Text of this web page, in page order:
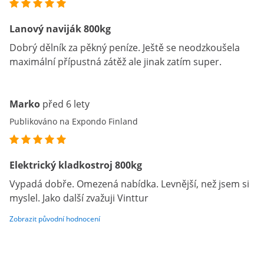
Lanový naviják 800kg
Dobrý dělník za pěkný peníze. Ještě se neodzkoušela
maximální přípustná zátěž ale jinak zatím super.
Marko před 6 lety
Publikováno na Expondo Finland
Elektrický kladkostroj 800kg
Vypadá dobře. Omezená nabídka. Levnější, než jsem si
myslel. Jako další zvažuji Vinttur
Zobrazit původní hodnocení